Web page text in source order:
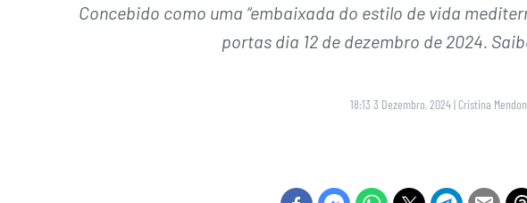
Concebido como uma “embaixada do estilo de vida
portas dia 12 de dezembro de 2024.
18:13 3 Dezembro, 2024| Cristina